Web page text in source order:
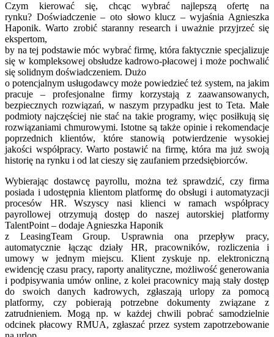
Czym kierować się, chcąc wybrać najlepszą ofertę na
rynku? Doświadczenie – oto słowo klucz – wyjaśnia Agnieszka
Haponik. Warto zrobić staranny research i uważnie przyjrzeć się
ekspertom,
by na tej podstawie móc wybrać firmę, która faktycznie specjalizuje
się w kompleksowej obsłudze kadrowo-płacowej i może pochwalić
się solidnym doświadczeniem. Dużo
o potencjalnym usługodawcy może powiedzieć też system, na jakim
pracuje – profesjonalne firmy korzystają z zaawansowanych,
bezpiecznych rozwiązań, w naszym przypadku jest to Teta. Małe
podmioty najczęściej nie stać na takie programy, więc posiłkują się
rozwiązaniami chmurowymi. Istotne są także opinie i rekomendacje
poprzednich klientów, które stanowią potwierdzenie wysokiej
jakości współpracy. Warto postawić na firmę, która ma już swoją
historię na rynku i od lat cieszy się zaufaniem przedsiębiorców.
Wybierając dostawcę payrollu, można też sprawdzić, czy firma
posiada i udostępnia klientom platformę do obsługi i automatyzacji
procesów HR. Wszyscy nasi klienci w ramach współpracy
payrollowej otrzymują dostęp do naszej autorskiej platformy
TalentPoint – dodaje Agnieszka Haponik
z LeasingTeam Group. Usprawnia ona przepływ pracy,
automatycznie łącząc działy HR, pracowników, rozliczenia i
umowy w jednym miejscu. Klient zyskuje np. elektroniczną
ewidencję czasu pracy, raporty analityczne, możliwość generowania
i podpisywania umów online, z kolei pracownicy mają stały dostęp
do swoich danych kadrowych, zgłaszają urlopy za pomocą
platformy, czy pobierają potrzebne dokumenty związane z
zatrudnieniem. Mogą np. w każdej chwili pobrać samodzielnie
odcinek płacowy RMUA, zgłaszać przez system zapotrzebowanie